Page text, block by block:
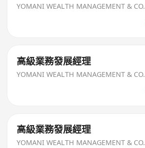
YOMANI WEALTH MANAGEMENT & CO.
高級業務發展經理
YOMANI WEALTH MANAGEMENT & CO.
高級業務發展經理
YOMANI WEALTH MANAGEMENT & CO.